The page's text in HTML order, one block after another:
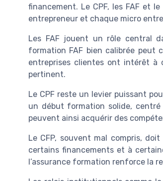
financement. Le CPF, les FAF et
entrepreneur et chaque micro
Les FAF jouent un rôle central
formation FAF bien calibrée peut
entreprises clientes ont intérêt à
pertinent.
Le CPF reste un levier puissant
un début formation solide,
peuvent ainsi acquérir des
Le CFP, souvent mal compris,
certains financements et à
l’assurance formation renforce la